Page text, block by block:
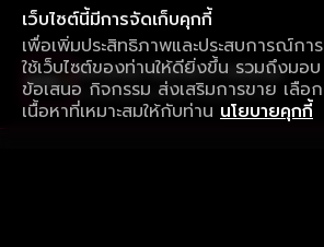
เว็บไซต์นี้มีการจัดเก็บคุกกี้
เพื่อเพิ่มประสิทธิภาพและประสบการณ์การ
ใช้เว็บไซต์ของท่านให้ดียิ่งขึ้น รวมถึงมอบ
ข้อเสนอ กิจกรรม ส่งเสริมการขาย เลือก
เนื้อหาที่เหมาะสมให้กับท่าน นโยบายคุกกี้
ใช้งานแอป ลื่นไหลกว่า ไม่มีสะดุด
ดาวน์โหลดแอปเพื่อการรับชมที่ดีกว่า